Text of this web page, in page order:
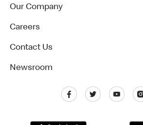
Our Company
Careers
Contact Us
Newsroom